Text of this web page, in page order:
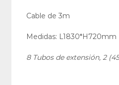
Cable de 3m
Medidas: L1830*H720mm
8 Tubos de extensión, 2